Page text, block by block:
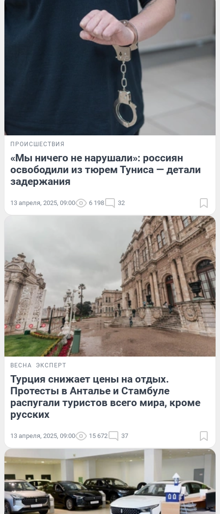
ПРОИСШЕСТВИЯ
«Мы ничего не нарушали»: россиян
освободили из тюрем Туниса — детали
задержания
13 апреля, 2025, 09:00 6 198 32
ВЕСНА ЭКСПЕРТ
Турция снижает цены на отдых.
Протесты в Анталье и Стамбуле
распугали туристов всего мира, кроме
русских
13 апреля, 2025, 09:00 15 672 37